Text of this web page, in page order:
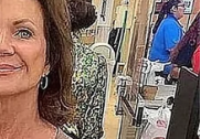
Viagra, Try This